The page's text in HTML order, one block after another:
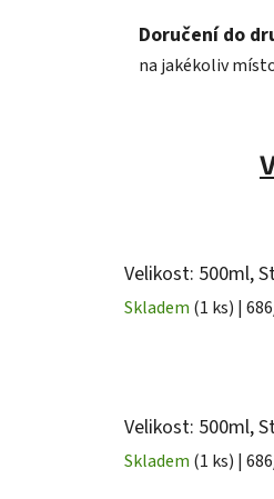
Doručení do
na jakékoliv
Velikost: 500ml,
Skladem (1 ks) |
Velikost: 500ml,
Skladem (1 ks) |